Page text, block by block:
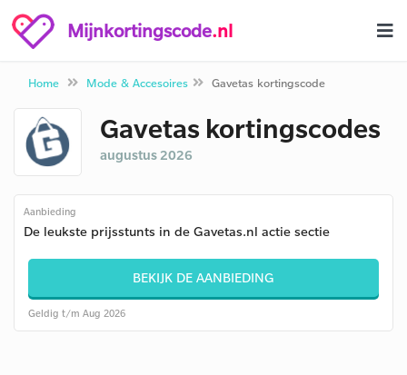
Mijnkortingscode.nl
Home Mode & Accesoires Gavetas kortingscode
Gavetas kortingscodes
augustus 2026
Aanbieding
De leukste prijsstunts in de Gavetas.nl actie sectie
BEKIJK DE AANBIEDING
Geldig t/m Aug 2026